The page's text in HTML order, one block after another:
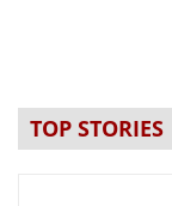
TOP STORIES